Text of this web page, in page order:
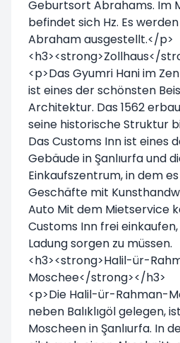
Geburtsort Abrahams. Im
befindet sich Hz. Es
Abraham ausgestellt.</p>
<h3><strong>Zollhaus</
<p>Das Gyumri Hani im
ist eines der schönsten
Architektur. Das 1562
seine historische Struktur
Das Customs Inn ist eines
Gebäude in Şanlıurfa und
Einkaufszentrum, in dem
Geschäfte mit
Auto Mit dem Mietservice
Customs Inn frei
Ladung sorgen zu müssen.
<h3><strong>Halil-ür-
Moschee</strong></h3>
<p>Die Halil-ür-Rahman-
neben Balıklıgöl gelegen,
Moscheen in Şanlıurfa. In